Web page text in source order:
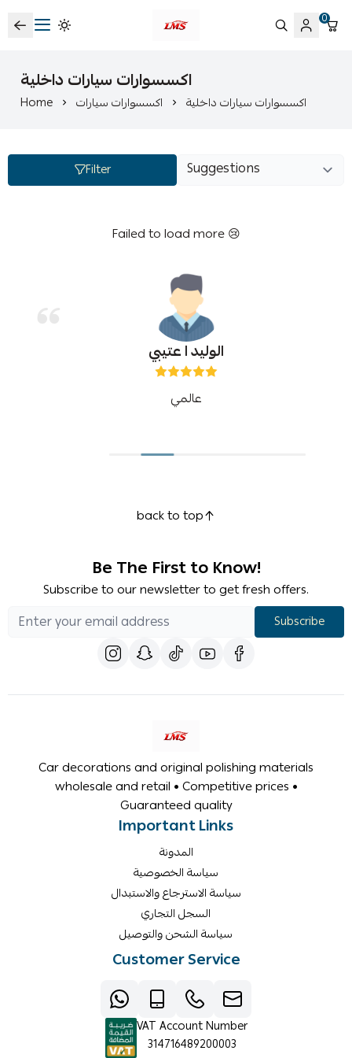
متجر لمسات الشرقية لزينة سيارات LMS
0
اكسسوارات سيارات داخلية
Home اكسسوارات سيارات اكسسوارات سيارات داخلية
Filter
Failed to load more 😢
الوليد ا عتيبي
عالمي
back to top
Be The First to Know!
Subscribe to our newsletter to get fresh offers.
Subscribe
Car decorations and original polishing materials
wholesale and retail • Competitive prices •
Guaranteed quality
Important Links
المدونة
سياسة الخصوصية
سياسة الاسترجاع والاستبدال
السجل التجاري
سياسة الشحن والتوصيل
Customer Service
VAT Account Number
314716489200003